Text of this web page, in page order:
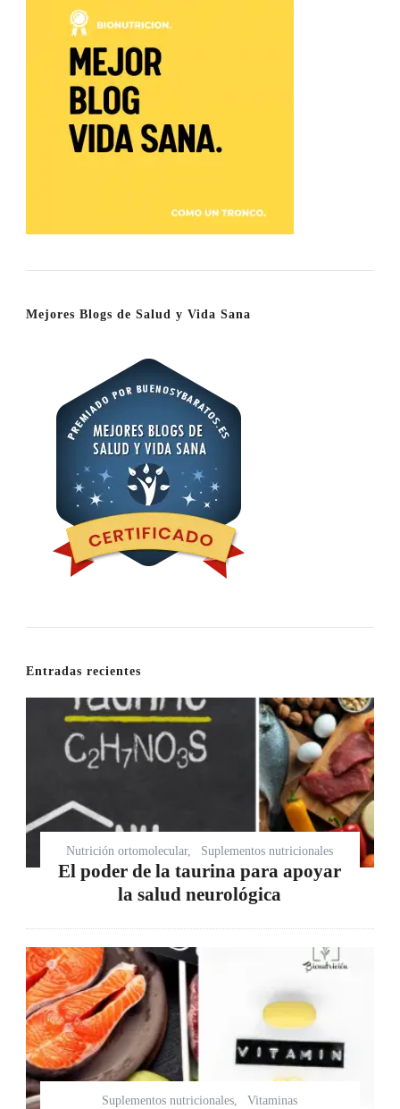
Mejores Blogs de Salud y Vida Sana
Entradas recientes
Nutrición ortomolecular Suplementos nutricionales
El poder de la taurina para apoyar
la salud neurológica
Suplementos nutricionales Vitaminas